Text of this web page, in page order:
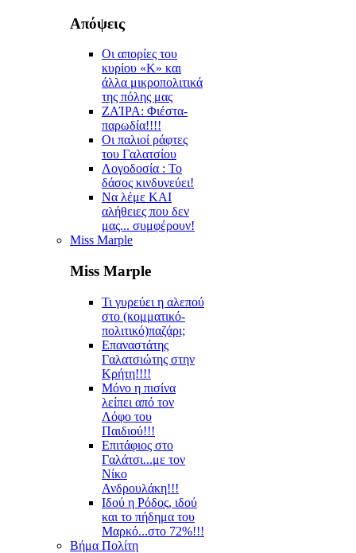
Απόψεις
Οι απορίες του
κυρίου «Κ» και
άλλα μικροπολιτικά
της πόλης μας
ZAΊΡΑ: Φιέστα-
παρωδία!!!!
Οι παλιοί ράφτες
του Γαλατσίου
Λογοδοσία : Το
δάσος κινδυνεύει!
Να λέμε ΚΑΙ
αλήθειες που δεν
μας... συμφέρουν!
Miss Marple
Miss Marple
Τι γυρεύει η αλεπού
στο (κομματικό-
πολιτικό)παζάρι;
Επαναστάτης
Γαλατσιώτης στην
Κρήτη!!!!
Μόνο η πισίνα
λείπει από τον
Λόφο του
Παιδιού!!!
Επιτάφιος στο
Γαλάτσι...με τον
Νίκο
Ανδρουλάκη!!!
Ιδού η Ρόδος, ιδού
και το πήδημα του
Μαρκό...στο 72%!!!
Βήμα Πολίτη